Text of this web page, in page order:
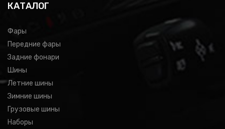
КАТАЛОГ
Фары
Передние фары
Задние фонари
Шины
Летние шины
Зимние шины
Грузовые шины
Наборы